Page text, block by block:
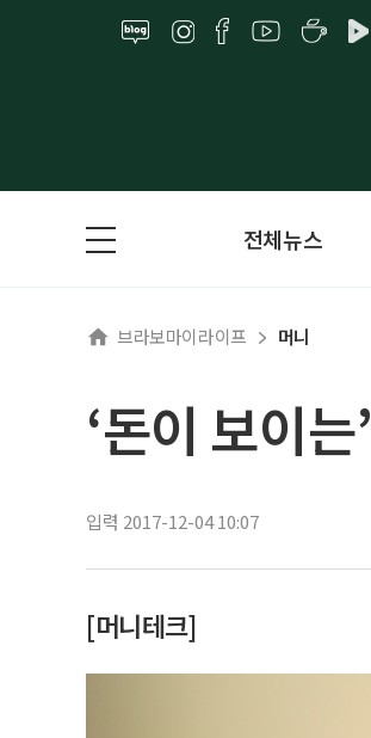
전체뉴스
브라보마이라이프 머니
‘돈이 보이
입력 2017-12-04 10:07
[머니테크]